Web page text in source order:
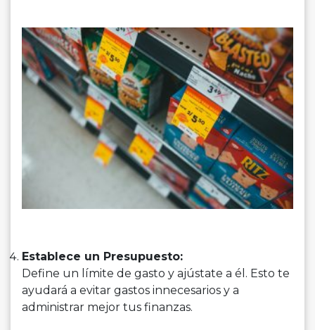
Establece un Presupuesto:
Define un límite de gasto y ajústate a él. Esto te
ayudará a evitar gastos innecesarios y a
administrar mejor tus finanzas.